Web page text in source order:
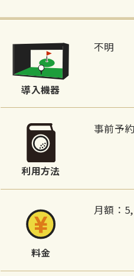
導入機器
不明
利用方法
事前予
料金
月額：